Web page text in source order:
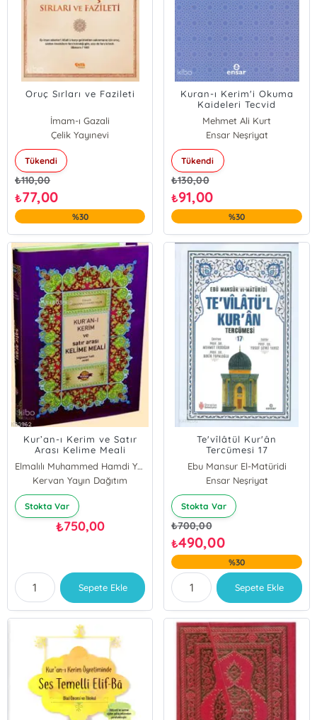
Oruç Sırları ve Fazileti
İmam-ı Gazali
Çelik Yayınevi
Tükendi
₺110,00
₺77,00
%30
Kuran-ı Kerim'i Okuma
Kaideleri Tecvid
Mehmet Ali Kurt
Ensar Neşriyat
Tükendi
₺130,00
₺91,00
%30
Kur’an-ı Kerim ve Satır
Arası Kelime Meali
Açıklamalı (Hafız Boy)
Elmalılı Muhammed Hamdi Yazır
Kervan Yayın Dağıtım
Stokta Var
₺750,00
Sepete Ekle
Te'vîlâtül Kur'ân
Tercümesi 17
Ebu Mansur El-Matüridi
Ensar Neşriyat
Stokta Var
₺700,00
₺490,00
%30
Sepete Ekle